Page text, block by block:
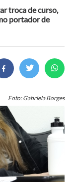
troca de curso,
portador de
Foto: Gabriela Borges